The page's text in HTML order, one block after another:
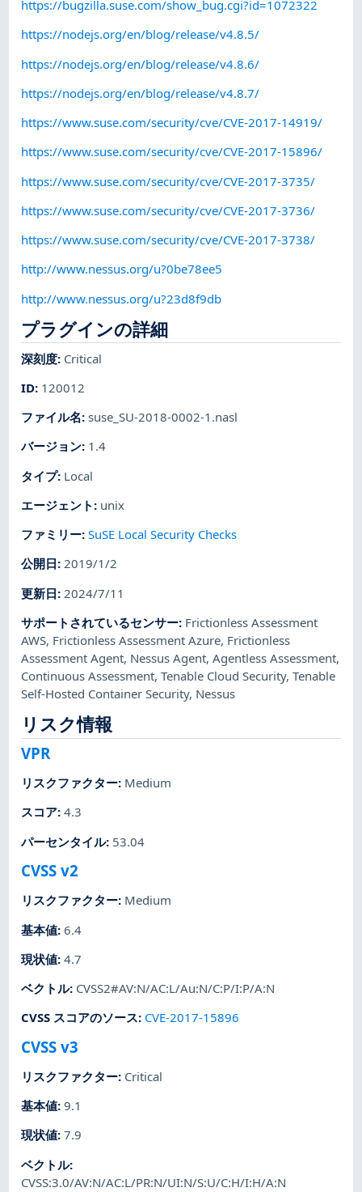
https://bugzilla.suse.com/show_bug.cgi?id=1072322
https://nodejs.org/en/blog/release/v4.8.5/
https://nodejs.org/en/blog/release/v4.8.6/
https://nodejs.org/en/blog/release/v4.8.7/
https://www.suse.com/security/cve/CVE-2017-14919/
https://www.suse.com/security/cve/CVE-2017-15896/
https://www.suse.com/security/cve/CVE-2017-3735/
https://www.suse.com/security/cve/CVE-2017-3736/
https://www.suse.com/security/cve/CVE-2017-3738/
http://www.nessus.org/u?0be78ee5
http://www.nessus.org/u?23d8f9db
プラグインの詳細
深刻度: Critical
ID: 120012
ファイル名:suse_SU-2018-0002-1.nasl
バージョン: 1.4
タイプ: Local
エージェント : unix
ファミリー:SuSE Local Security Checks
公開日:2019/1/2
更新日: 2024/7/11
サポートされているセンサー: Frictionless Assessment
AWS, Frictionless Assessment Azure, Frictionless
Assessment Agent, Nessus Agent,Agentless Assessment,
Continuous Assessment,Tenable Cloud Security,Tenable
Self-Hosted Container Security, Nessus
リスク情報
VPR
リスクファクター: Medium
スコア:4.3
パーセンタイル: 53.04
CVSS v2
リスクファクター: Medium
基本値:6.4
現状値:4.7
ベクトル: CVSS2#AV:N/AC:L/Au:N/C:P/I:P/A:N
CVSS スコアのソース: CVE-2017-15896
CVSS v3
リスクファクター: Critical
基本値:9.1
現状値:7.9
ベクトル:
CVSS:3.0/AV:N/AC:L/PR:N/UI:N/S:U/C:H/I:H/A:N